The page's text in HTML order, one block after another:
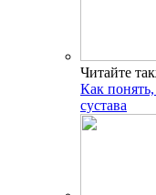
Читайте
Как понять,
сустава